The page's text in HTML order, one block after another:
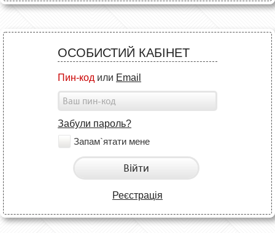
ОСОБИСТИЙ КАБІНЕТ
Пин-код или Email
Забули пароль?
Запам`ятати мене
Війти
Реєстрація